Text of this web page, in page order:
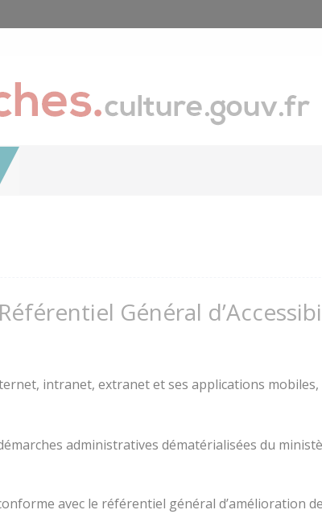
Général
intranet, extranet et ses applications mobiles,
administratives dématérialisées du
avec le référentiel général d’amélioration